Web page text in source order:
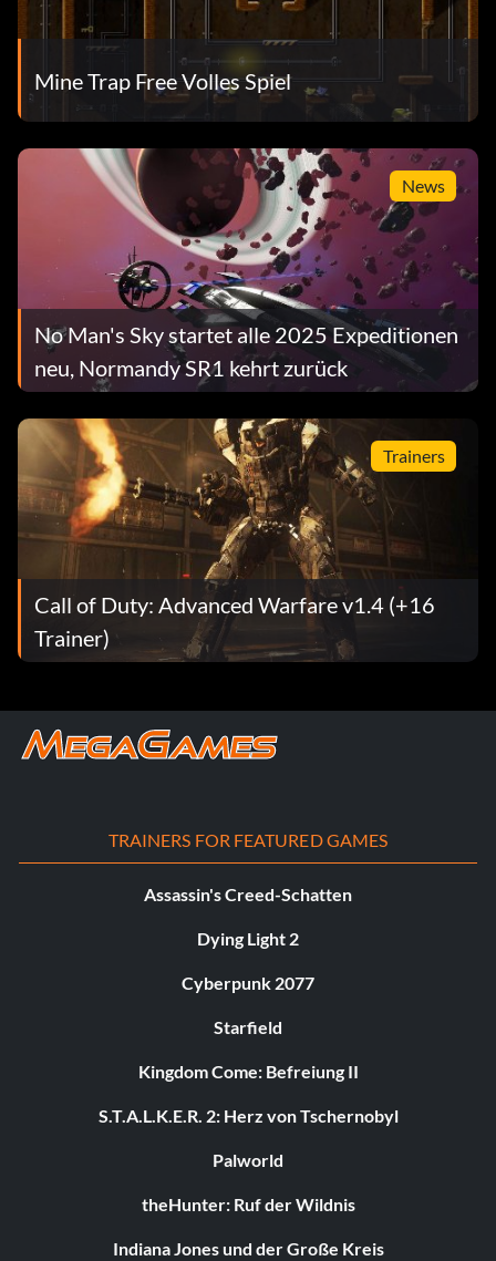
Mine Trap Free Volles Spiel
News
No Man's Sky startet alle 2025 Expeditionen
neu, Normandy SR1 kehrt zurück
Trainers
Call of Duty: Advanced Warfare v1.4 (+16
Trainer)
TRAINERS FOR FEATURED GAMES
Assassin's Creed-Schatten
Dying Light 2
Cyberpunk 2077
Starfield
Kingdom Come: Befreiung II
S.T.A.L.K.E.R. 2: Herz von Tschernobyl
Palworld
theHunter: Ruf der Wildnis
Indiana Jones und der Große Kreis